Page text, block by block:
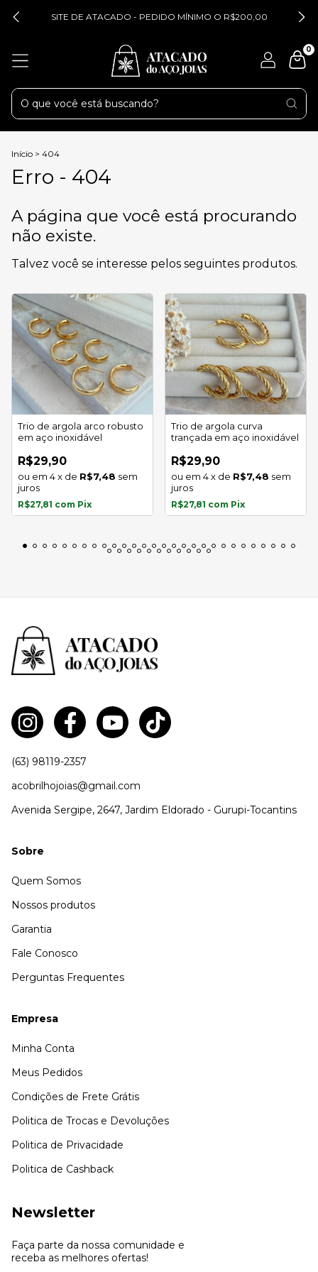
SITE DE ATACADO - PEDIDO MÍNIMO O R$200,00
0
Início > 404
Erro - 404
A página que você está procurando
não existe.
Talvez você se interesse pelos seguintes produtos.
Trio de argola arco robusto
em aço inoxidável
R$29,90
4x de R$7,48 sem
juros
R$27,81 com Pix
Trio de argola curva
trançada em aço inoxidável
R$29,90
4x de R$7,48 sem
juros
R$27,81 com Pix
(63) 98119-2357
acobrilhojoias@gmail.com
Avenida Sergipe, 2647, Jardim Eldorado - Gurupi-Tocantins
Sobre
Quem Somos
Nossos produtos
Garantia
Fale Conosco
Perguntas Frequentes
Empresa
Minha Conta
Meus Pedidos
Condições de Frete Grátis
Politica de Trocas e Devoluções
Politica de Privacidade
Politica de Cashback
Newsletter
Faça parte da nossa comunidade e
receba as melhores ofertas!